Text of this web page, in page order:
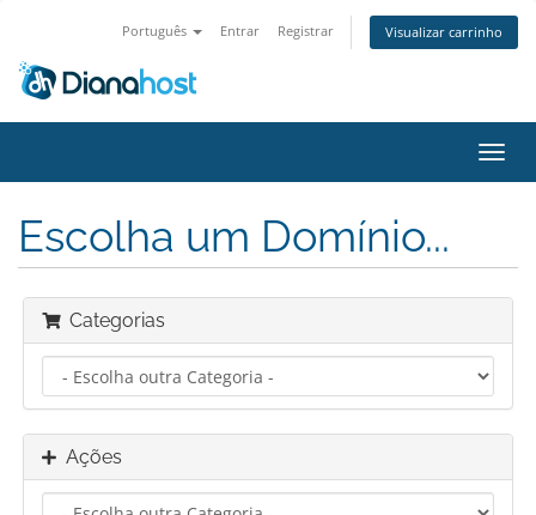
Português Entrar Registrar Visualizar carrinho
Escolha um Domínio...
Categorias
Ações